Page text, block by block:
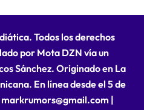
Todos los derechos
por Mota DZN vía un
Sánchez. Originado en La
En línea desde el 5 de
|